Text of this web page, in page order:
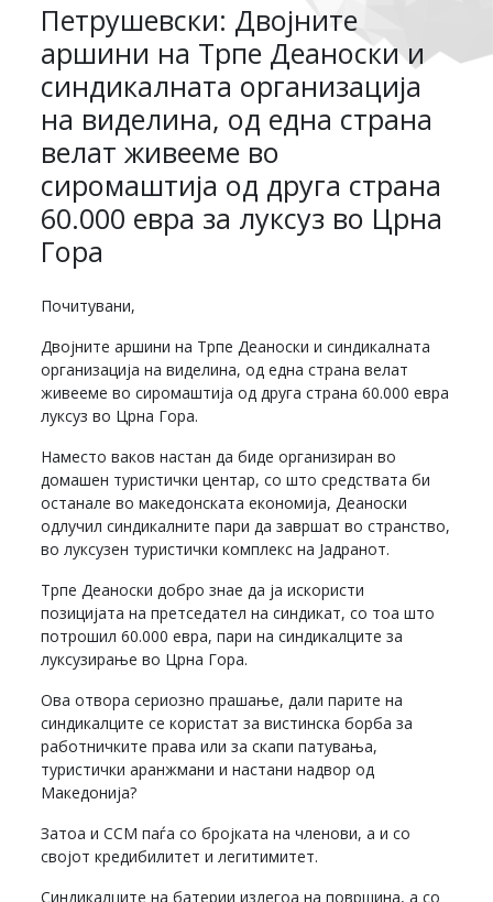
Петрушевски: Двојните
аршини на Трпе Деаноски и
синдикалната организација
на виделина, од една страна
велат живееме во
сиромаштија од друга страна
60.000 евра за луксуз во Црна
Гора
Почитувани,
Двојните аршини на Трпе Деаноски и синдикалната
организација на виделина, од една страна велат
живееме во сиромаштија од друга страна 60.000 евра
луксуз во Црна Гора.
Наместо ваков настан да биде организиран во
домашен туристички центар, со што средствата би
останале во македонската економија, Деаноски
одлучил синдикалните пари да завршат во странство,
во луксузен туристички комплекс на Јадранот.
Трпе Деаноски добро знае да ја искористи
позицијата на претседател на синдикат, со тоа што
потрошил 60.000 евра, пари на синдикалците за
луксузирање во Црна Гора.
Ова отвора сериозно прашање, дали парите на
синдикалците се користат за вистинска борба за
работничките права или за скапи патувања,
туристички аранжмани и настани надвор од
Македонија?
Затоа и ССМ паѓа со бројката на членови, а и со
својот кредибилитет и легитимитет.
Синдикалците на батерии излегоа на површина, а со